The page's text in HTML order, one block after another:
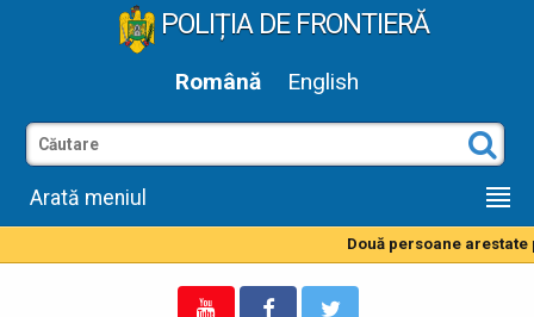
POLIȚIA DE FRONTIERĂ
Română English
Arată meniul
Două persoane